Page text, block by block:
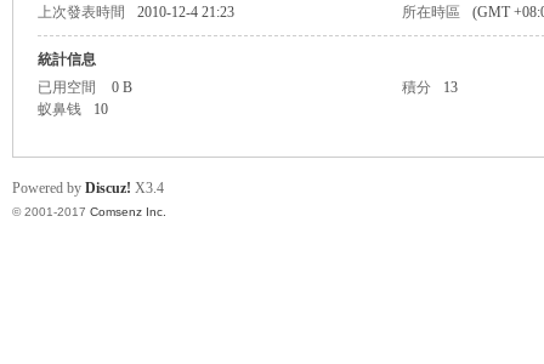
上次發表時間
2010-12-4 21:23 所在時區 (GMT
統計信息
已用空間
0 B 積分
13
蚁鼻钱
10
Powered by Discuz! X3.4
© 2001-2017 Comsenz Inc.